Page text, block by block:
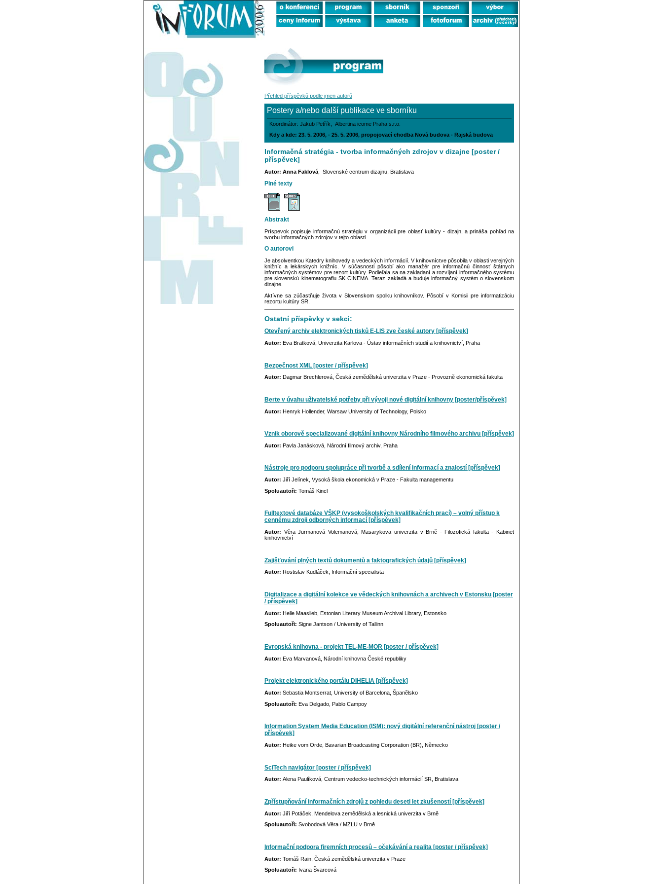
Přehled příspěvků podle jmen autorů
Postery a/nebo další publikace ve sborníku
Koordinátor: Jakub Petřík, Albertina icome Praha s.r.o.
Kdy a kde: 23. 5. 2006, - 25. 5. 2006, propojovací chodba Nová budova - Rajská budova
Informačná stratégia - tvorba informačných zdrojov v dizajne [poster /
příspěvek]
Autor: Anna Faklová , Slovenské centrum dizajnu, Bratislava
Plné texty
Abstrakt
Príspevok popisuje informačnú stratégiu v organizácii pre oblasť kultúry - dizajn, a prináša pohľad na
tvorbu informačných zdrojov v tejto oblasti.
O autorovi
Je absolventkou Katedry knihovedy a vedeckých informácií. V knihovníctve pôsobila v oblasti verejných
knižníc a lekárskych knižníc. V súčasnosti pôsobí ako manažér pre informačnú činnosť štátnych
informačných systémov pre rezort kultúry. Podieľala sa na zakladaní a rozvíjaní informačného systému
pre slovenskú kinematografiu SK CINEMA. Teraz zakladá a buduje informačný systém o slovenskom
dizajne.
Aktívne sa zúčastňuje života v Slovenskom spolku knihovníkov. Pôsobí v Komisii pre informatizáciu
rezortu kultúry SR.
Ostatní příspěvky v sekci:
Otevřený archiv elektronických tisků E-LIS zve české autory [příspěvek]
Autor: Eva Bratková, Univerzita Karlova - Ústav informačních studií a knihovnictví, Praha
Bezpečnost XML [poster / příspěvek]
Autor: Dagmar Brechlerová, Česká zemědělská univerzita v Praze - Provozně ekonomická fakulta
Berte v úvahu uživatelské potřeby při vývoji nové digitální knihovny [poster/příspěvek]
Autor: Henryk Hollender, Warsaw University of Technology, Polsko
Vznik oborově specializované digitální knihovny Národního filmového archivu [příspěvek]
Autor: Pavla Janásková, Národní filmový archiv, Praha
Nástroje pro podporu spolupráce při tvorbě a sdílení informací a znalostí [příspěvek]
Autor: Jiří Jelínek, Vysoká škola ekonomická v Praze - Fakulta managementu
Spoluautoři: Tomáš Kincl
Fulltextové databáze VŠKP (vysokoškolských kvalifikačních prací) – volný přístup k
cennému zdroji odborných informací [příspěvek]
Autor: Věra Jurmanová Volemanová, Masarykova univerzita v Brně - Filozofická fakulta - Kabinet
knihovnictví
Zajišťování plných textů dokumentů a faktografických údajů [příspěvek]
Autor: Rostislav Kudláček, Informační specialista
Digitalizace a digitální kolekce ve vědeckých knihovnách a archivech v Estonsku [poster
/ příspěvek]
Autor: Helle Maaslieb, Estonian Literary Museum Archival Library, Estonsko
Spoluautoři: Signe Jantson / University of Tallinn
Evropská knihovna - projekt TEL-ME-MOR [poster / příspěvek]
Autor: Eva Marvanová, Národní knihovna České republiky
Projekt elektronického portálu DIHELIA [příspěvek]
Autor: Sebastia Montserrat, University of Barcelona, Španělsko
Spoluautoři: Eva Delgado, Pablo Campoy
Information System Media Education (ISM): nový digitální referenční nástroj [poster /
příspěvek]
Autor: Heike vom Orde, Bavarian Broadcasting Corporation (BR), Německo
SciTech navigátor [poster / příspěvek]
Autor: Alena Paulíková, Centrum vedecko-technických informácií SR, Bratislava
Zpřístupňování informačních zdrojů z pohledu deseti let zkušeností [příspěvek]
Autor: Jiří Potáček, Mendelova zemědělská a lesnická univerzita v Brně
Spoluautoři: Svobodová Věra / MZLU v Brně
Informační podpora firemních procesů – očekávání a realita [poster / příspěvek]
Autor: Tomáš Rain, Česká zemědělská univerzita v Praze
Spoluautoři: Ivana Švarcová